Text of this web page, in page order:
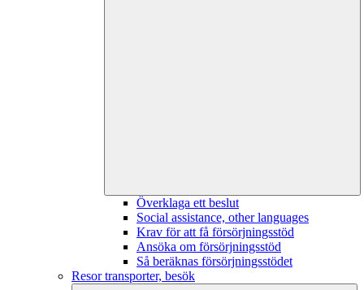
Överklaga ett beslut
Social assistance, other languages
Krav för att få försörjningsstöd
Ansöka om försörjningsstöd
Så beräknas försörjningsstödet
Resor transporter, besök